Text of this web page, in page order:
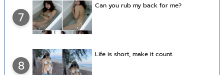
7
Can you rub my back for me?
8
Life is short, make it count.